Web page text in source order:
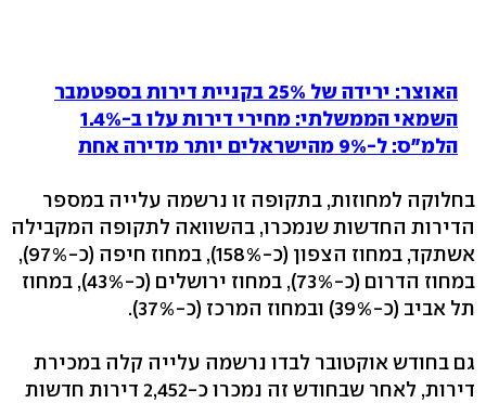
האוצר: ירידה של 25% בקניית דירות בספטמבר
השמאי הממשלתי: מחירי דירות עלו ב-1.4%
הלמ"ס: ל-9% מהישראלים יותר מדירה אחת
בחלוקה למחוזות, בתקופה זו נרשמה עלייה במספר
הדירות החדשות שנמכרו, בהשוואה לתקופה המקבילה
אשתקד, במחוז הצפון (כ-158%), במחוז חיפה (כ-97%),
במחוז הדרום (כ-73%), במחוז ירושלים (כ-43%), במחוז
תל אביב (כ-39%) ובמחוז המרכז (כ-37%).
גם בחודש אוקטובר לבדו נרשמה עלייה קלה במכירת
דירות, לאחר שבחודש זה נמכרו כ-2,452 דירות חדשות